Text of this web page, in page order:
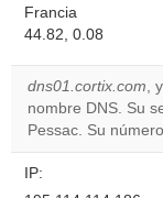
Francia
44.82, 0.08
dns01.cortix.com, y
nombre DNS. Su
Pessac. Su
IP: